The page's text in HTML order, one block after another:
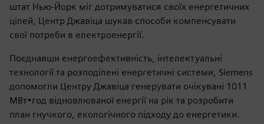
штат Нью-Йорк міг дотримуватися своїх енергетичних
цілей, Центр Джавіца шукав способи компенсувати
свої потреби в електроенергії.
Поєднавши енергоефективність, інтелектуальні
технології та розподілені енергетичні системи, Siemens
допомогли Центру Джавіца генерувати очікувані 1011
МВт•год відновлюваної енергії на рік та розробити
план гнучкого, екологічного підходу до енергетики.